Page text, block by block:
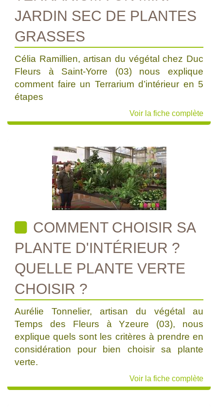
JARDIN SEC DE PLANTES
GRASSES
Célia Ramillien, artisan du végétal chez Duc
Fleurs à Saint-Yorre (03) nous explique
comment faire un Terrarium d’intérieur en 5
étapes
Voir la fiche complète
COMMENT CHOISIR SA
PLANTE D'INTÉRIEUR ?
QUELLE PLANTE VERTE
CHOISIR ?
Aurélie Tonnelier, artisan du végétal au
Temps des Fleurs à Yzeure (03), nous
explique quels sont les critères à prendre en
considération pour bien choisir sa plante
verte.
Voir la fiche complète